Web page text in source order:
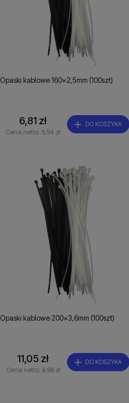
Opaski kablowe 160x2,5mm (100szt)
6,81 zł
Cena netto: 5,54 zł
DO KOSZYKA
Opaski kablowe 200x3,6mm (100szt)
11,05 zł
Cena netto: 8,98 zł
DO KOSZYKA